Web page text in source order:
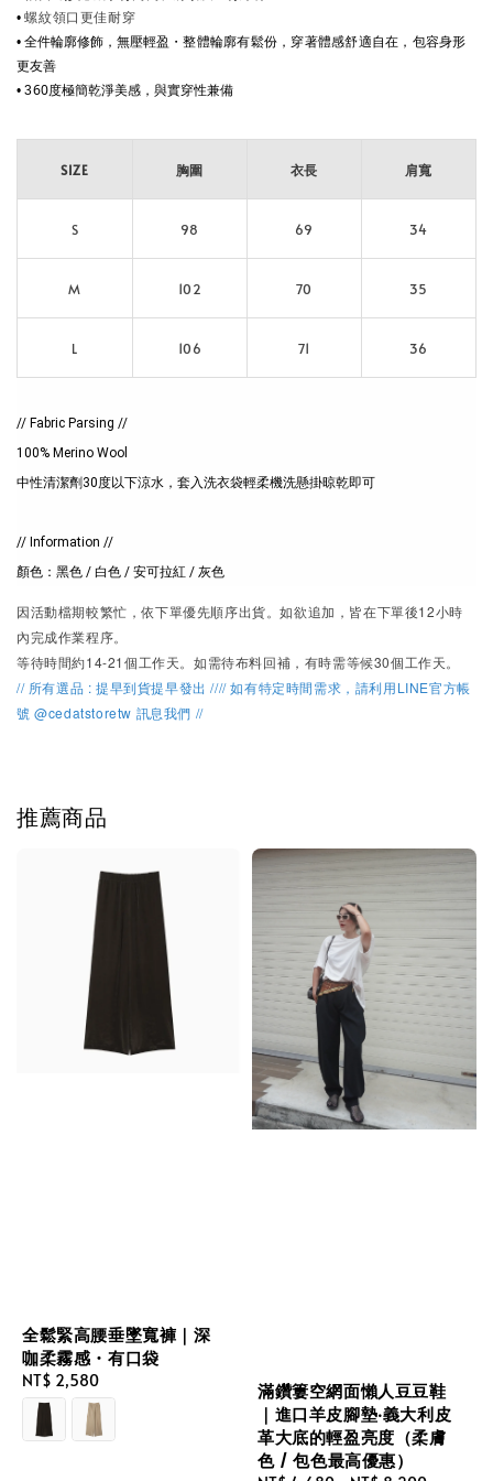
•螺紋領口更佳耐穿
•全件輪廓修飾，無壓輕盈 ・整體輪廓有鬆份，穿著體感舒適自在，包容身形
更友善
• 360度極簡乾淨美感，與實穿性兼備
SIZE 胸圍 衣長 肩寬
S 98 69 34
M 102 70 35
L 106 71 36
// Fabric Parsing //
100% Merino Wool
中性清潔劑30度以下涼水，套入洗衣袋輕柔機洗懸掛晾乾即可
// Information //
顏色：黑色 / 白色 / 安可拉紅 / 灰色
因活動檔期較繁忙，依下單優先順序出貨。如欲追加，皆在下單後12小時
內完成作業程序。
等待時間約14-21個工作天。如需待布料回補，有時需等候30個工作天。
// 所有選品 : 提早到貨提早發出 //// 如有特定時間需求，請利用LINE官方帳
號 @cedatstoretw 訊息我們 //
推薦商品
全鬆緊高腰垂墜寬褲｜深
咖柔霧感・有口袋
Regular
price
NT$ 2,580
滿鑽簍空網面懶人豆豆鞋
｜進口羊皮腳墊‧義大利皮
革大底的輕盈亮度（柔膚
色 / 包色最高優惠）